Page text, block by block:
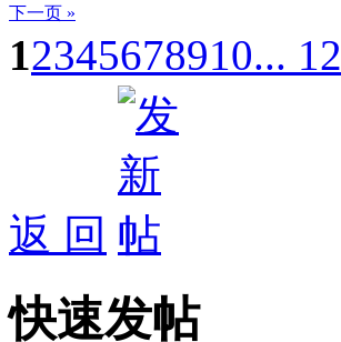
下一页 »
12345678910... 12
返 回
快速发帖